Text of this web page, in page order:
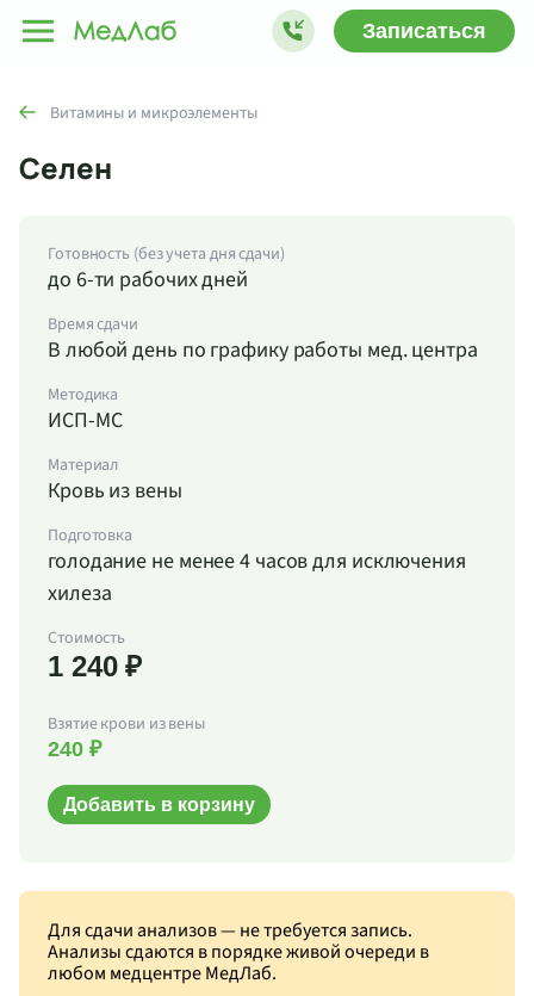
Записаться
Витамины и микроэлементы
Селен
Для сдачи анализов — не требуется запись.
Анализы сдаются в порядке живой очереди в
любом медцентре МедЛаб.
Готовность (без учета дня сдачи)
до 6-ти рабочих дней
Время сдачи
В любой день по графику работы мед. центра
Методика
ИСП-МС
Материал
Кровь из вены
Подготовка
голодание не менее 4 часов для исключения
хилеза
Стоимость
1 240 ₽
Взятие крови из вены
240 ₽
Добавить в корзину